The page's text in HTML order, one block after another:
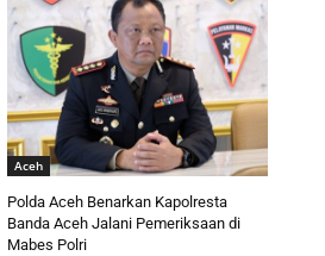
Aceh
Polda Aceh Benarkan Kapolresta
Banda Aceh Jalani Pemeriksaan di
Mabes Polri